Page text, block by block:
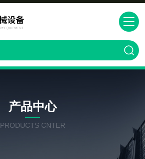
产品中心
PRODUCTS CNTER